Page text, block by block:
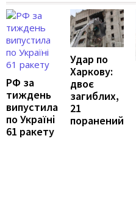
РФ за
тиждень
випустила
по Україні
61 ракету
Удар по
Харкову:
двоє
загиблих,
21
поранений